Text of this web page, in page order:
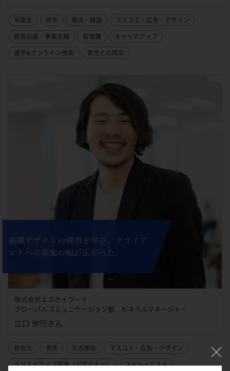
卒業生 男性 横浜・特設 マスコミ・広告・デザイン
経営企画・事業企画 管理職 キャリアアップ
通学&オンライン併用 育児との両立
組織デザインの難所を学び、クライア
ントへの提案の幅が広がった。
株式会社エスケイワード
グローバルコミュニケーション部 ゼネラルマネージャー
江口 伸行さん
在校生 男性 名古屋校 マスコミ・広告・デザイン
クリエイティブ関連（デザイナー） スペシャリスト